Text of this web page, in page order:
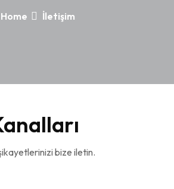
Home İletişim
bize iletin.